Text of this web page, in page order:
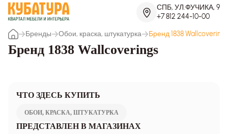
СПБ, УЛ.ФУЧИКА, 9
+7 812 244-10-00
Бренды
Обои, краска, штукатурка Бренд 1838 Wallcoverings
Бренд 1838 Wallcoverings
ЧТО ЗДЕСЬ КУПИТЬ
ОБОИ, КРАСКА, ШТУКАТУРКА
ПРЕДСТАВЛЕН В МАГАЗИНАХ